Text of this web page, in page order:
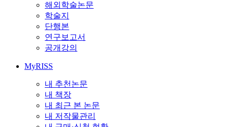
해외학술논문
학술지
단행본
연구보고서
공개강의
MyRISS
내 추천논문
내 책장
내 최근 본 논문
내 저작물관리